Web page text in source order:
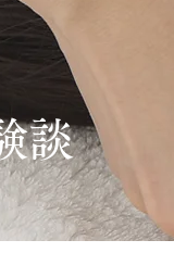
談